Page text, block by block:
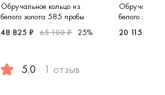
Обручальное кольцо из
белого золота 585 пробы
48 825 ₽ 65 100 ₽ 25%
5.0 1 отзыв
белого
20 115 ₽